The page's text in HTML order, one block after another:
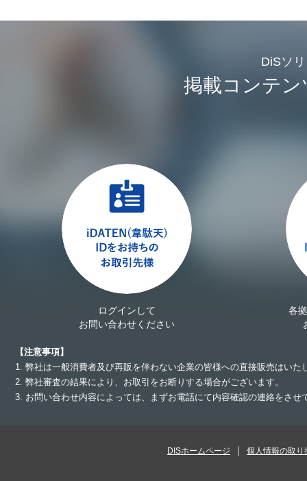
DiSソ
掲載コンテ
ログインして
お問い合わせください
各
【注意事項】
1. 弊社は一般消費者及び再販を伴わない企業の皆様への直接販売はいた
2. 弊社審査の結果により、お取引をお断りする場合がございます。
3. お問い合わせ内容によっては、まずお電話にて内容確認の連絡をさ
DISホームページ 個人情報の取り